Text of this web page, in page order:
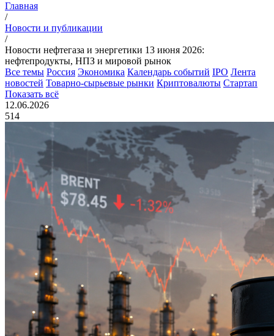
Главная
/
Новости и публикации
/
Новости нефтегаза и энергетики 13 июня 2026:
нефтепродукты, НПЗ и мировой рынок
Все темы Россия Экономика Календарь событий IPO Лента
новостей Товарно-сырьевые рынки Криптовалюты Стартап
Показать всё
12.06.2026
514